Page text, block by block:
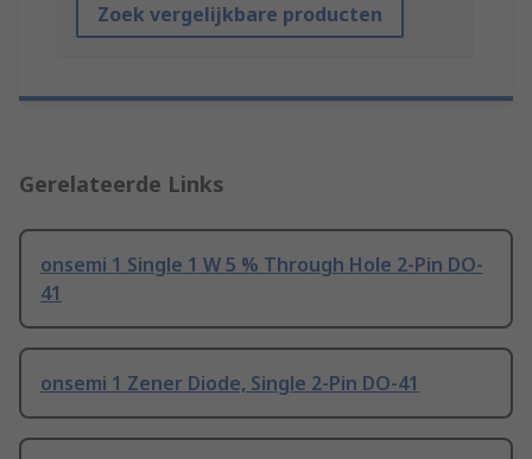
Zoek vergelijkbare producten
Gerelateerde Links
onsemi 1 Single 1 W 5 % Through Hole 2-Pin DO-
41
onsemi 1 Zener Diode, Single 2-Pin DO-41